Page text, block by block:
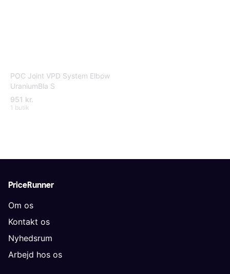
POC Joint VPD System Elbow
UraniumBla S
951 kr.
1 butik
PriceRunner
Om os
Kontakt os
Nyhedsrum
Arbejd hos os